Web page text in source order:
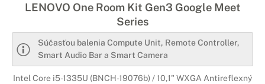
LENOVO One Room Kit Gen3 Google Meet
Series
Súčasťou balenia Compute Unit, Remote Controller,
Smart Audio Bar a Smart Camera
Intel Core i5-1335U (BNCH-19076b) / 10,1" WXGA Antireflexný